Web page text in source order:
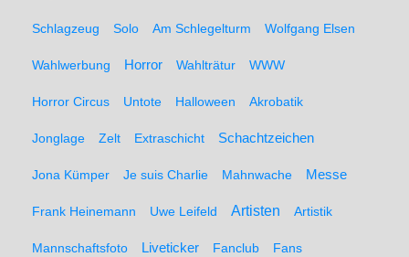
Schlagzeug Solo Am Schlegelturm Wolfgang Elsen
Wahlwerbung Horror Wahlträtur WWW
Horror Circus Untote Halloween Akrobatik
Jonglage Zelt Extraschicht Schachtzeichen
Jona Kümper Je suis Charlie Mahnwache Messe
Frank Heinemann Uwe Leifeld Artisten Artistik
Mannschaftsfoto Liveticker Fanclub Fans